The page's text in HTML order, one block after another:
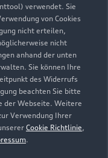
verwendet. Sie
von Cookies
nicht erteilen,
nicht
anhand der unten
Sie können Ihre
des Widerrufs
beachten Sie bitte
der Webseite. Weitere
Verwendung Ihrer
Cookie Richtlinie,
.